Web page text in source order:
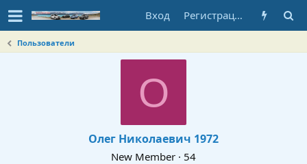
Вход Регистрация
Пользователи
О
Олег Николаевич 1972
New Member · 54